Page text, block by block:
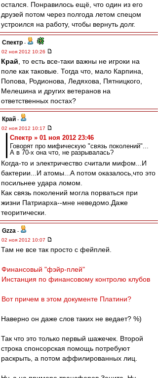
остался. Понравилось ещё, что один из его
друзей потом через полгода летом спецом
устроился на работу, чтобы вернуть долг.
Спектр -
02 ноя 2012 10:26
Край , то есть все-таки важны не игроки на
поле как таковые. Тогда что, мало Карпина,
Попова, Родионова, Ледяхова, Пятницкого,
Мелешина и других ветеранов на
ответственных постах?
Край -
02 ноя 2012 10:17
Спектр » 01 ноя 2012 23:46
Говорят про мифическую "связь поколений"...
А в 70-х она что, не разрывалась?
Когда-то и электричество считали мифом...И
бактерии...И атомы...А потом оказалось,что это
посильнее удара ломом.
Как связь поколений могла порваться при
жизни Патриарха--мне неведомо.Даже
теоритически.
Gzza -
02 ноя 2012 10:07
Там не все так просто с фейплей.
Финансовый "фэйр-плей"
Инстанция по финансовому контролю клубов
Вот причем в этом документе Платини?
Наверно он даже слов таких не ведает? %)
Так что это только первый шажечек. Второй
строка спонсорская помощь потребуют
раскрыть, а потом аффилированных лиц.